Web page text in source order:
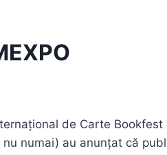
de Carte Bookfest
numai) au anunțat că